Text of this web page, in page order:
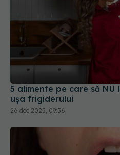
5 alimente pe care să
ușa frigiderului
26 dec 2025, 09:56